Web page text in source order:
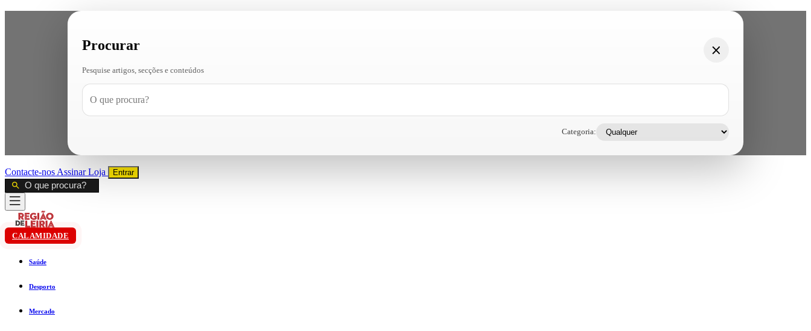
Procurar
Pesquise artigos, secções e conteúdos
Categoria:
Contacte-nos AssinarLoja Entrar
CALAMIDADE
Saúde
Desporto
Mercado